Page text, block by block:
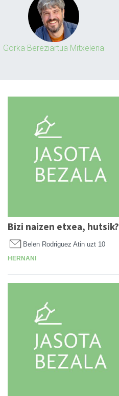
Gorka Bereziartua Mitxelena
Bizi naizen etxea, hutsik?
Belen Rodriguez Atin uzt 10
HERNANI